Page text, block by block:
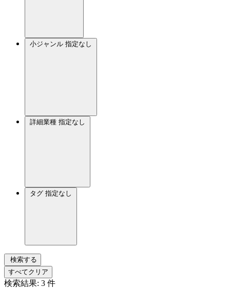
小ジャンル 指定なし
詳細業種 指定なし
タグ 指定なし
検索する
すべてクリア
検索結果: 3 件